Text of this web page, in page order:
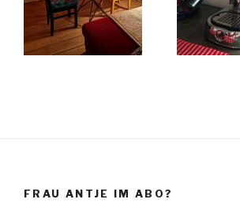
FRAU ANTJE IM ABO?